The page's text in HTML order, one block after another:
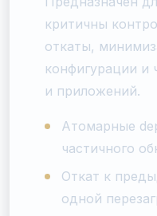
критичны
откаты,
конфигурации и
и приложений.
Атомарные
частичного
Откат к
одной